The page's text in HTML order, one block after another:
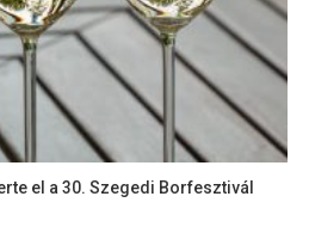
el a 30. Szegedi Borfesztivál